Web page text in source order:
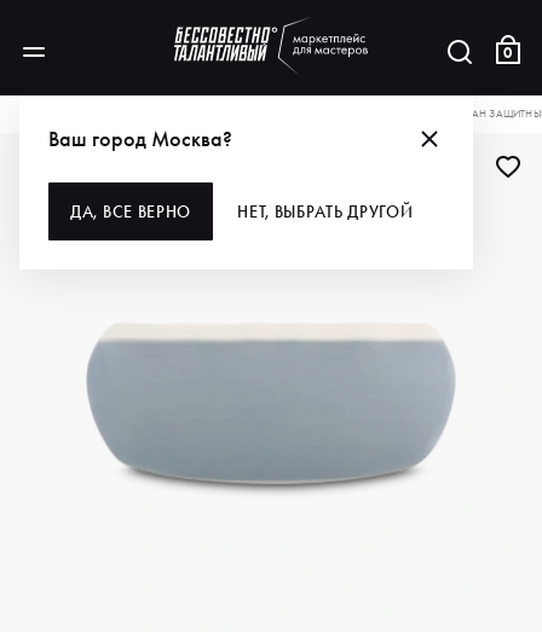
0
Ваш город Москва?
ДА, ВСЕ ВЕРНО НЕТ, ВЫБРАТЬ ДРУГОЙ
GINKO ЭКРАН